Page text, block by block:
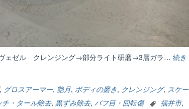
ェゼル クレンジング→部分ライト研磨→3層ガラ… 続き
, グロスアーマー, 艶月, ボディの磨き, クレンジング, スケー
チ・タール除去, 黒ずみ除去, バフ目・回転傷 福井市,